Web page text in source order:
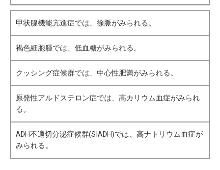
甲状腺機能亢進症では、徐脈がみられる。
褐色細胞腫では、低血糖がみられる。
クッシング症候群では、中心性肥満がみられる。
原発性アルドステロン症では、高カリウム血症がみられ
る。
ADH不適切分泌症候群(SIADH)では、高ナトリウム血症が
みられる。